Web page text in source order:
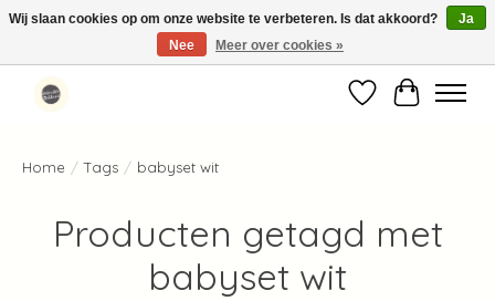
Standaard verzending binnen 1-2 werkdagen in Nederland en België ✓
Verlanglijst
Home / Tags / babyset wit
Producten getagd met
babyset wit
Wij slaan cookies op om onze website te verbeteren. Is dat akkoord?
Ja
Nee
Meer over cookies »